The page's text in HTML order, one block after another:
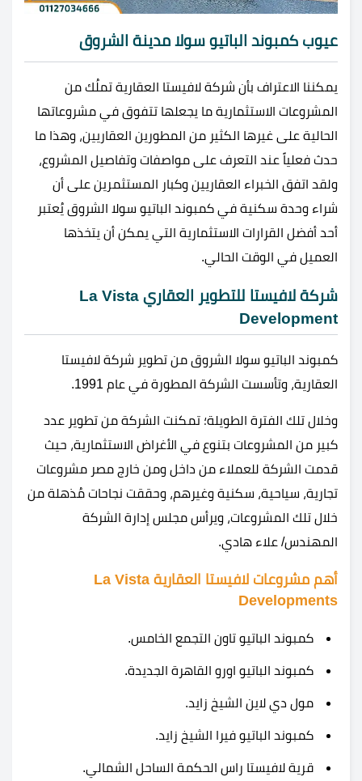
عيوب كمبوند الباتيو سولا مدينة الشروق
يمكننا الاعتراف بأن شركة لافيستا العقارية تملُك من
المشروعات الاستثمارية ما يجعلها تتفوق في مشروعاتها
الحالية على غيرها الكثير من المطورين العقاريين، وهذا ما
حدث فعلياً عند التعرف على مواصفات وتفاصيل المشروع،
ولقد اتفق الخبراء العقاريين وكبار المستثمرين على أن
شراء وحدة سكنية في كمبوند الباتيو سولا الشروق يُعتبر
أحد أفضل القرارات الاستثمارية التي يمكن أن يتخذها
العميل في الوقت الحالي.
شركة لافيستا للتطوير العقاري La Vista
Development
كمبوند الباتيو سولا الشروق من تطوير شركة لافيستا
العقارية، وتأسست الشركة المطورة في عام 1991.
وخلال تلك الفترة الطويلة؛ تمكنت الشركة من تطوير عدد
كبير من المشروعات بتنوع في الأغراض الاستثمارية، حيث
قدمت الشركة للعملاء من داخل ومن خارج مصر مشروعات
تجارية، سياحية، سكنية وغيرهم، وحققت نجاحات مُذهلة من
خلال تلك المشروعات، ويرأس مجلس إدارة الشركة
المهندس/ علاء هادي.
أهم مشروعات لافيستا العقارية La Vista
Developments
كمبوند الباتيو تاون التجمع الخامس.
كمبوند الباتيو اورو القاهرة الجديدة.
مول دي لاين الشيخ زايد.
كمبوند الباتيو فيرا الشيخ زايد.
قرية لافيستا راس الحكمة الساحل الشمالي.